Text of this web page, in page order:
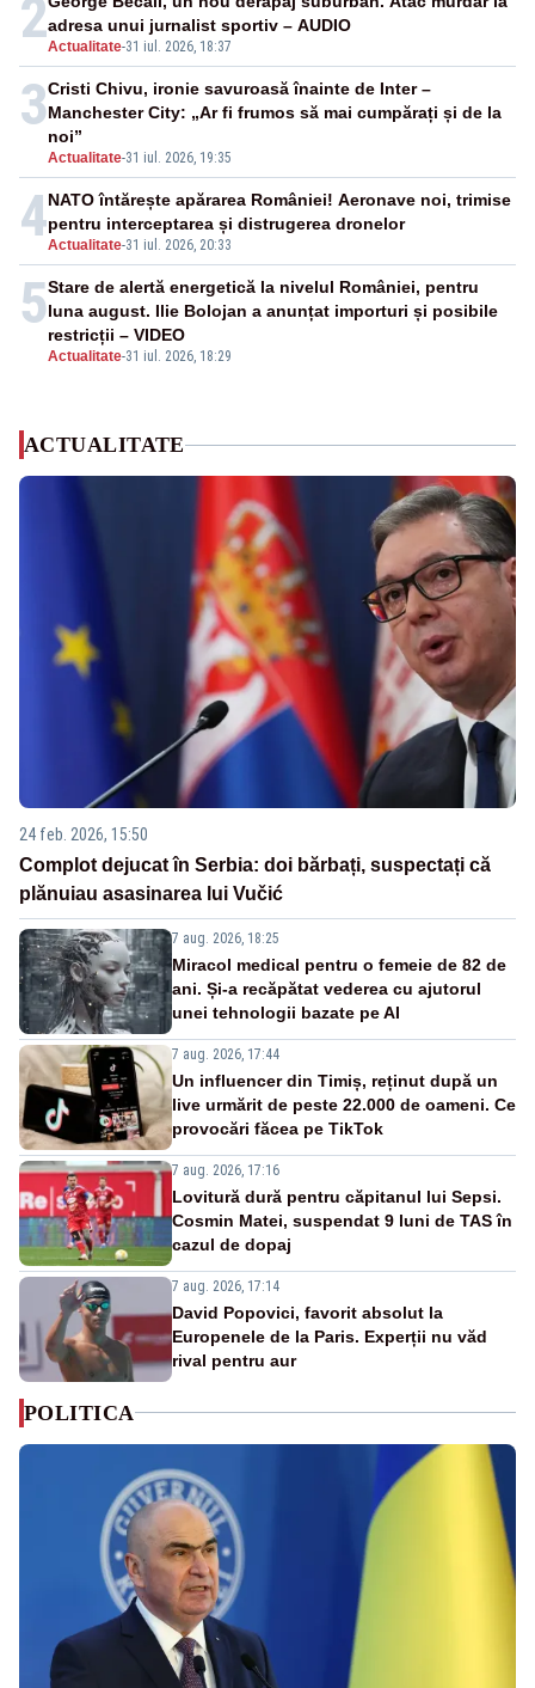
2Actualitate-31 iul. 2026, 18:37
adresa unui jurnalist sportiv – AUDIO
3
Actualitate-31 iul. 2026, 19:35
Cristi Chivu, ironie savuroasă înainte de Inter –
Manchester City: „Ar fi frumos să mai cumpărați și de la
noi”
4Actualitate-31 iul. 2026, 20:33
NATO întărește apărarea României! Aeronave noi, trimise
pentru interceptarea și distrugerea dronelor
5
Actualitate-31 iul. 2026, 18:29
Stare de alertă energetică la nivelul României, pentru
luna august. Ilie Bolojan a anunțat importuri și posibile
restricții – VIDEO
ACTUALITATE
24 feb. 2026, 15:50
Complot dejucat în Serbia: doi bărbați, suspectați că
plănuiau asasinarea lui Vučić
7 aug. 2026, 18:25
Miracol medical pentru o femeie de 82 de
ani. Și-a recăpătat vederea cu ajutorul
unei tehnologii bazate pe AI
7 aug. 2026, 17:44
Un influencer din Timiș, reținut după un
live urmărit de peste 22.000 de oameni. Ce
provocări făcea pe TikTok
7 aug. 2026, 17:16
Lovitură dură pentru căpitanul lui Sepsi.
Cosmin Matei, suspendat 9 luni de TAS în
cazul de dopaj
7 aug. 2026, 17:14
David Popovici, favorit absolut la
Europenele de la Paris. Experții nu văd
rival pentru aur
POLITICA